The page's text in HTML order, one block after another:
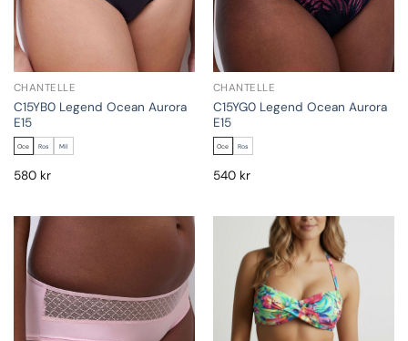
CHANTELLE
C15YB0 Legend Ocean Aurora
E15
Oce Ros Mil
580 kr
CHANTELLE
C15YG0 Legend Ocean Aurora
E15
Oce Ros
540 kr